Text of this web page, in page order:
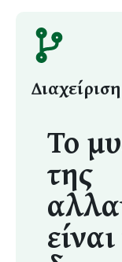
Το
της